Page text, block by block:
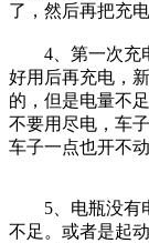
了，然后再把充
4、第一次充电
好用后再充电，
的，但是电量不
不要用尽电，车
车子一点也开不
5、电瓶没有电
不足。或者是起